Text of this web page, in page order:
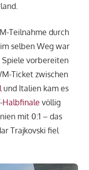
Teilnahme durch
selben Weg war
Spiele vorbereiten
Ticket zwischen
und Italien kam es
Halbfinale völlig
mit 0:1 – das
Trajkovski fiel